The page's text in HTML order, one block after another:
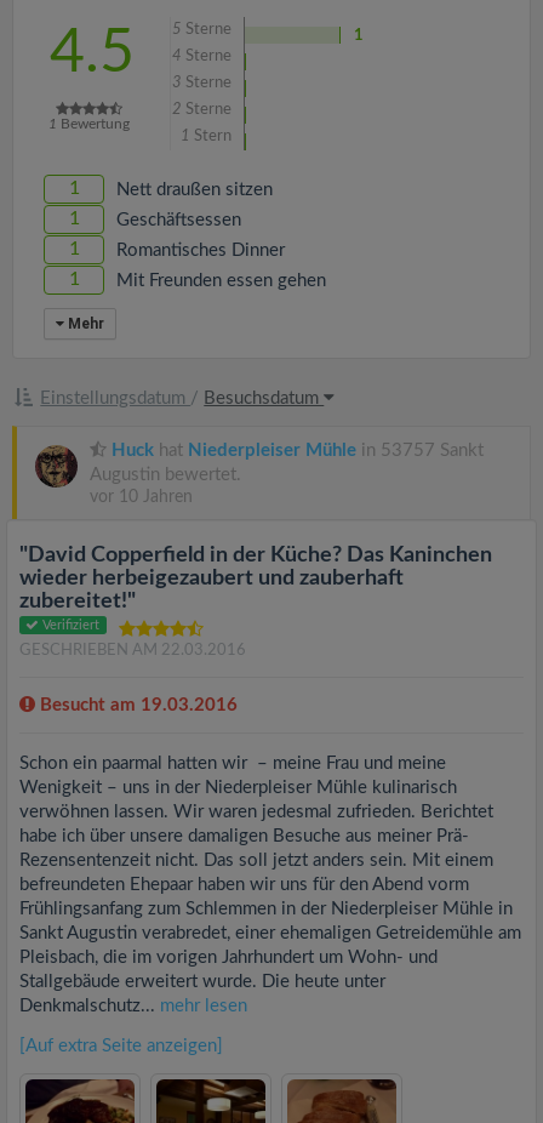
4.5
1 Bewertung
5 Sterne
1
4 Sterne
3 Sterne
2 Sterne
1 Stern
1 Nett draußen sitzen
1 Geschäftsessen
1 Romantisches Dinner
1 Mit Freunden essen gehen
Mehr
Einstellungsdatum / Besuchsdatum
Huck hat Niederpleiser Mühle in 53757 Sankt
Augustin bewertet.
vor 10 Jahren
"David Copperfield in der Küche? Das Kaninchen
wieder herbeigezaubert und zauberhaft
zubereitet!"
Verifiziert
GESCHRIEBEN AM 22.03.2016
Besucht am 19.03.2016
Schon ein paarmal hatten wir – meine Frau und meine
Wenigkeit – uns in der Niederpleiser Mühle kulinarisch
verwöhnen lassen. Wir waren jedesmal zufrieden. Berichtet
habe ich über unsere damaligen Besuche aus meiner Prä-
Rezensentenzeit nicht. Das soll jetzt anders sein. Mit einem
befreundeten Ehepaar haben wir uns für den Abend vorm
Frühlingsanfang zum Schlemmen in der Niederpleiser Mühle in
Sankt Augustin verabredet, einer ehemaligen Getreidemühle am
Pleisbach, die im vorigen Jahrhundert um Wohn- und
Stallgebäude erweitert wurde. Die heute unter
Denkmalschutz... mehr lesen
[Auf extra Seite anzeigen]